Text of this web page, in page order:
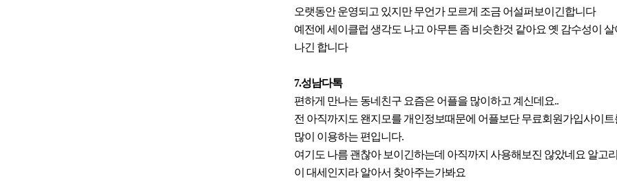
오랫동안 운영되고 있지만 무언가 모르게 조금 어설퍼보이긴합니다
예전에 세이클럽 생각도 나고 아무튼 좀 비슷한것 같아요 옛 감수성이 살
나긴 합니다
7.성남다톡
편하게 만나는 동네친구 요즘은 어플을 많이하고 계신데요..
전 아직까지도 왠지모를 개인정보때문에 어플보단 무료회원가입사이트
많이 이용하는 편입니다.
여기도 나름 괜찮아 보이긴하는데 아직까지 사용해보진 않았네요 알고
이 대세인지라 알아서 찾아주는가봐요